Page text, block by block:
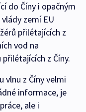
do Číny i opačným
zemí EU
přilétajících z
vod na
z Číny.
vlnu z Číny velmi
informace, je
ale i